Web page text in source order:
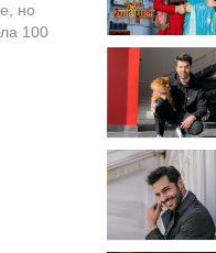
но
100